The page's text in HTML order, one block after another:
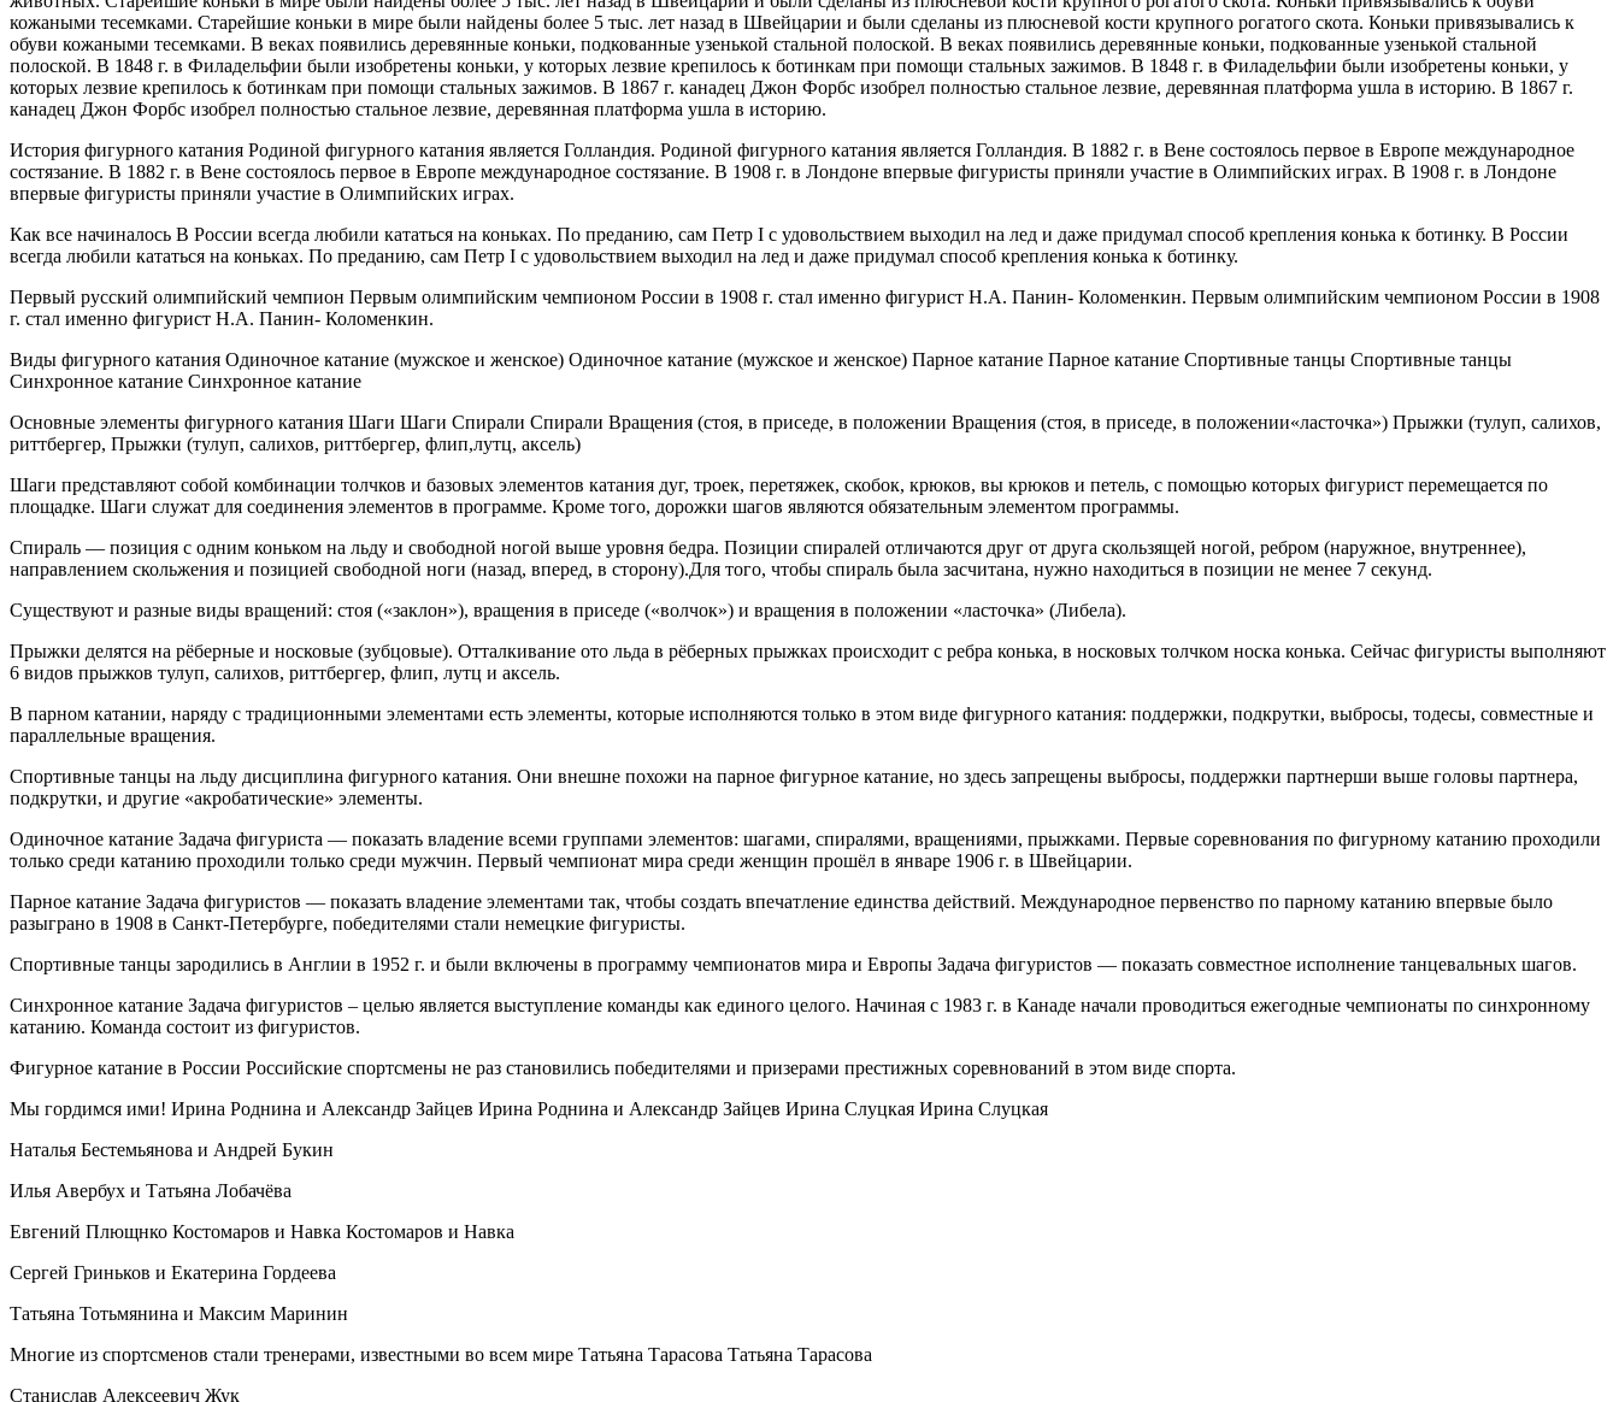
кожаными тесемками. Старейшие коньки в мире были найдены более 5 тыс. лет назад в Швейцарии и были сделаны из плюсневой кости крупного рогатого скота. Коньки привязывались к
обуви кожаными тесемками. В веках появились деревянные коньки, подкованные узенькой стальной полоской. В веках появились деревянные коньки, подкованные узенькой стальной
полоской. В 1848 г. в Филадельфии были изобретены коньки, у которых лезвие крепилось к ботинкам при помощи стальных зажимов. В 1848 г. в Филадельфии были изобретены коньки, у
которых лезвие крепилось к ботинкам при помощи стальных зажимов. В 1867 г. канадец Джон Форбс изобрел полностью стальное лезвие, деревянная платформа ушла в историю. В 1867 г.
канадец Джон Форбс изобрел полностью стальное лезвие, деревянная платформа ушла в историю.
История фигурного катания Родиной фигурного катания является Голландия. Родиной фигурного катания является Голландия. В 1882 г. в Вене состоялось первое в Европе международное
состязание. В 1882 г. в Вене состоялось первое в Европе международное состязание. В 1908 г. в Лондоне впервые фигуристы приняли участие в Олимпийских играх. В 1908 г. в Лондоне
впервые фигуристы приняли участие в Олимпийских играх.
Как все начиналось В России всегда любили кататься на коньках. По преданию, сам Петр I с удовольствием выходил на лед и даже придумал способ крепления конька к ботинку. В России
всегда любили кататься на коньках. По преданию, сам Петр I с удовольствием выходил на лед и даже придумал способ крепления конька к ботинку.
Первый русский олимпийский чемпион Первым олимпийским чемпионом России в 1908 г. стал именно фигурист Н.А. Панин- Коломенкин. Первым олимпийским чемпионом России в 1908
г. стал именно фигурист Н.А. Панин- Коломенкин.
Виды фигурного катания Одиночное катание (мужское и женское) Одиночное катание (мужское и женское) Парное катание Парное катание Спортивные танцы Спортивные танцы
Синхронное катание Синхронное катание
Основные элементы фигурного катания Шаги Шаги Спирали Спирали Вращения (стоя, в приседе, в положении Вращения (стоя, в приседе, в положении«ласточка») Прыжки (тулуп, салихов,
риттбергер, Прыжки (тулуп, салихов, риттбергер, флип,лутц, аксель)
Шаги представляют собой комбинации толчков и базовых элементов катания дуг, троек, перетяжек, скобок, крюков, вы крюков и петель, с помощью которых фигурист перемещается по
площадке. Шаги служат для соединения элементов в программе. Кроме того, дорожки шагов являются обязательным элементом программы.
Спираль — позиция с одним коньком на льду и свободной ногой выше уровня бедра. Позиции спиралей отличаются друг от друга скользящей ногой, ребром (наружное, внутреннее),
направлением скольжения и позицией свободной ноги (назад, вперед, в сторону).Для того, чтобы спираль была засчитана, нужно находиться в позиции не менее 7 секунд.
Существуют и разные виды вращений: стоя («заклон»), вращения в приседе («волчок») и вращения в положении «ласточка» (Либела).
Прыжки делятся на рёберные и носковые (зубцовые). Отталкивание ото льда в рёберных прыжках происходит с ребра конька, в носковых толчком носка конька. Сейчас фигуристы выполняют
6 видов прыжков тулуп, салихов, риттбергер, флип, лутц и аксель.
В парном катании, наряду с традиционными элементами есть элементы, которые исполняются только в этом виде фигурного катания: поддержки, подкрутки, выбросы, тодесы, совместные и
параллельные вращения.
Спортивные танцы на льду дисциплина фигурного катания. Они внешне похожи на парное фигурное катание, но здесь запрещены выбросы, поддержки партнерши выше головы партнера,
подкрутки, и другие «акробатические» элементы.
Одиночное катание Задача фигуриста — показать владение всеми группами элементов: шагами, спиралями, вращениями, прыжками. Первые соревнования по фигурному катанию проходили
только среди катанию проходили только среди мужчин. Первый чемпионат мира среди женщин прошёл в январе 1906 г. в Швейцарии.
Парное катание Задача фигуристов — показать владение элементами так, чтобы создать впечатление единства действий. Международное первенство по парному катанию впервые было
разыграно в 1908 в Санкт-Петербурге, победителями стали немецкие фигуристы.
Спортивные танцы зародились в Англии в 1952 г. и были включены в программу чемпионатов мира и Европы Задача фигуристов — показать совместное исполнение танцевальных шагов.
Синхронное катание Задача фигуристов – целью является выступление команды как единого целого. Начиная с 1983 г. в Канаде начали проводиться ежегодные чемпионаты по синхронному
катанию. Команда состоит из фигуристов.
Фигурное катание в России Российские спортсмены не раз становились победителями и призерами престижных соревнований в этом виде спорта.
Мы гордимся ими! Ирина Роднина и Александр Зайцев Ирина Роднина и Александр Зайцев Ирина Слуцкая Ирина Слуцкая
Наталья Бестемьянова и Андрей Букин
Илья Авербух и Татьяна Лобачёва
Евгений Плющнко Костомаров и Навка Костомаров и Навка
Сергей Гриньков и Екатерина Гордеева
Татьяна Тотьмянина и Максим Маринин
Многие из спортсменов стали тренерами, известными во всем мире Татьяна Тарасова Татьяна Тарасова
Станислав Алексеевич Жук